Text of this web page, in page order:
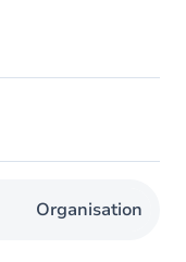
Organisation